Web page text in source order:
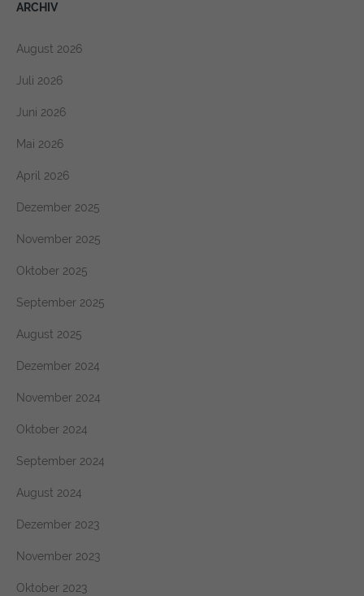
ARCHIV
August 2026
Juli 2026
Juni 2026
Mai 2026
April 2026
Dezember 2025
November 2025
Oktober 2025
September 2025
August 2025
Dezember 2024
November 2024
Oktober 2024
September 2024
August 2024
Dezember 2023
November 2023
Oktober 2023